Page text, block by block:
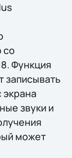
со
Функция
записывать
звуки и
может